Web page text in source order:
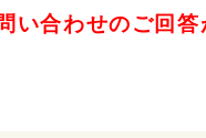
合わせのご回答